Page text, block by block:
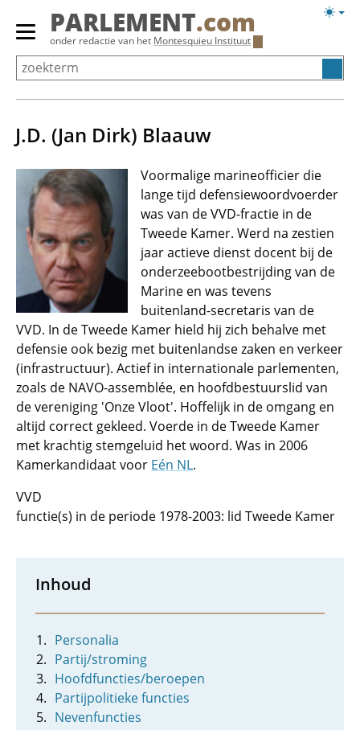
Overslaan
Primair
menu
tonen/verbergen
PARLEMENT.com
onder redactie van het Montesquieu Instituut
J.D. (Jan Dirk) Blaauw
Voormalige marineofficier die
lange tijd defensiewoordvoerder
was van de VVD-fractie in de
Tweede Kamer. Werd na zestien
jaar actieve dienst docent bij de
onderzeebootbestrijding van de
Marine en was tevens
buitenland-secretaris van de
VVD. In de Tweede Kamer hield hij zich behalve met
defensie ook bezig met buitenlandse zaken en verkeer
(infrastructuur). Actief in internationale parlementen,
zoals de NAVO-assemblée, en hoofdbestuurslid van
de vereniging 'Onze Vloot'. Hoffelijk in de omgang en
altijd correct gekleed. Voerde in de Tweede Kamer
met krachtig stemgeluid het woord. Was in 2006
Kamerkandidaat voor Eén NL.
VVD
functie(s) in de periode 1978-2003: lid Tweede Kamer
Inhoud
Personalia
Partij/stroming
Hoofdfuncties/beroepen
Partijpolitieke functies
Nevenfuncties